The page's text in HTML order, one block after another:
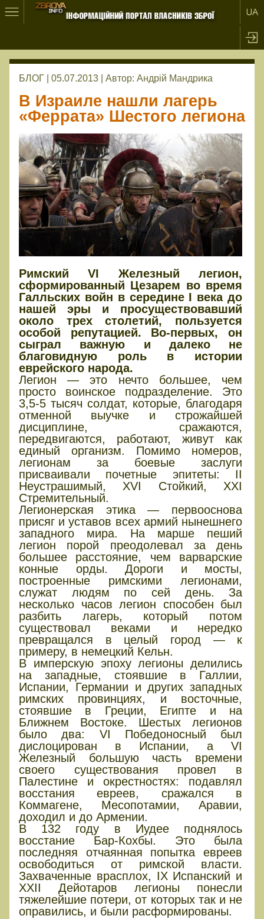
БЛОГ | 05.07.2013 | Автор: Андрій Мандрика
В Израиле нашли лагерь
«Феррата» Шестого легиона
Римский VI Железный легион,
сформированный Цезарем во время
Галльских войн в середине I века до
нашей эры и просуществовавший
около трех столетий, пользуется
особой репутацией. Во-первых, он
сыграл важную и далеко не
благовидную роль в истории
еврейского народа.
Легион — это нечто большее, чем
просто воинское подразделение. Это
3,5-5 тысяч солдат, которые, благодаря
отменной выучке и строжайшей
дисциплине, сражаются,
передвигаются, работают, живут как
единый организм. Помимо номеров,
легионам за боевые заслуги
присваивали почетные эпитеты: II
Неустрашимый, XVI Стойкий, XXI
Стремительный.
Легионерская этика — первооснова
присяг и уставов всех армий нынешнего
западного мира. На марше пеший
легион порой преодолевал за день
большее расстояние, чем варварские
конные орды. Дороги и мосты,
построенные римскими легионами,
служат людям по сей день. За
несколько часов легион способен был
разбить лагерь, который потом
существовал веками и нередко
превращался в целый город — к
примеру, в немецкий Кельн.
В имперскую эпоху легионы делились
на западные, стоявшие в Галлии,
Испании, Германии и других западных
римских провинциях, и восточные,
стоявшие в Греции, Египте и на
Ближнем Востоке. Шестых легионов
было два: VI Победоносный был
дислоцирован в Испании, а VI
Железный большую часть времени
своего существования провел в
Палестине и окрестностях: подавлял
восстания евреев, сражался в
Коммагене, Месопотамии, Аравии,
доходил и до Армении.
В 132 году в Иудее поднялось
восстание Бар-Кохбы. Это была
последняя отчаянная попытка евреев
освободиться от римской власти.
Захваченные врасплох, IX Испанский и
XXII Дейотаров легионы понесли
тяжелейшие потери, от которых так и не
оправились, и были расформированы.